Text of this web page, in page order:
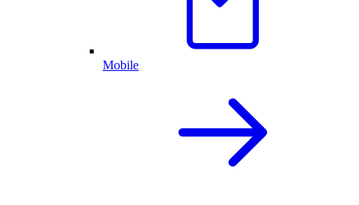
Mobile